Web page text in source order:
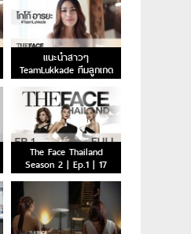
แนะนำสาวๆ
TeamLukkade ทีมลูกเกด
The Face Thailand
Season 2 | Ep.1 | 17
ตุลาคม 2558